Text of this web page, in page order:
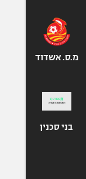
מ.ס. אשדוד
בני סכנין